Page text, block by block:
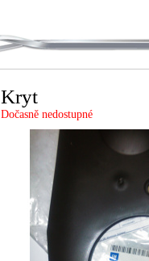
Kryt
Dočasně nedostupné